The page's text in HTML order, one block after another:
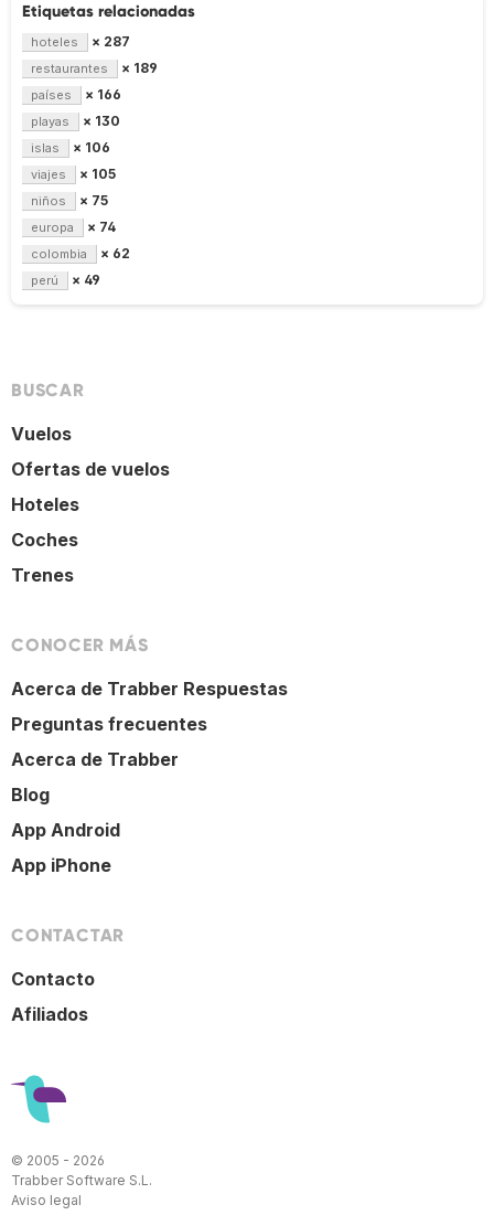
Etiquetas relacionadas
hoteles × 287
restaurantes × 189
países × 166
playas × 130
islas × 106
viajes × 105
niños × 75
europa × 74
colombia × 62
perú × 49
BUSCAR
Vuelos
Ofertas de vuelos
Hoteles
Coches
Trenes
CONOCER MÁS
Acerca de Trabber Respuestas
Preguntas frecuentes
Acerca de Trabber
Blog
App Android
App iPhone
CONTACTAR
Contacto
Afiliados
© 2005 - 2026
Trabber Software S.L.
Aviso legal